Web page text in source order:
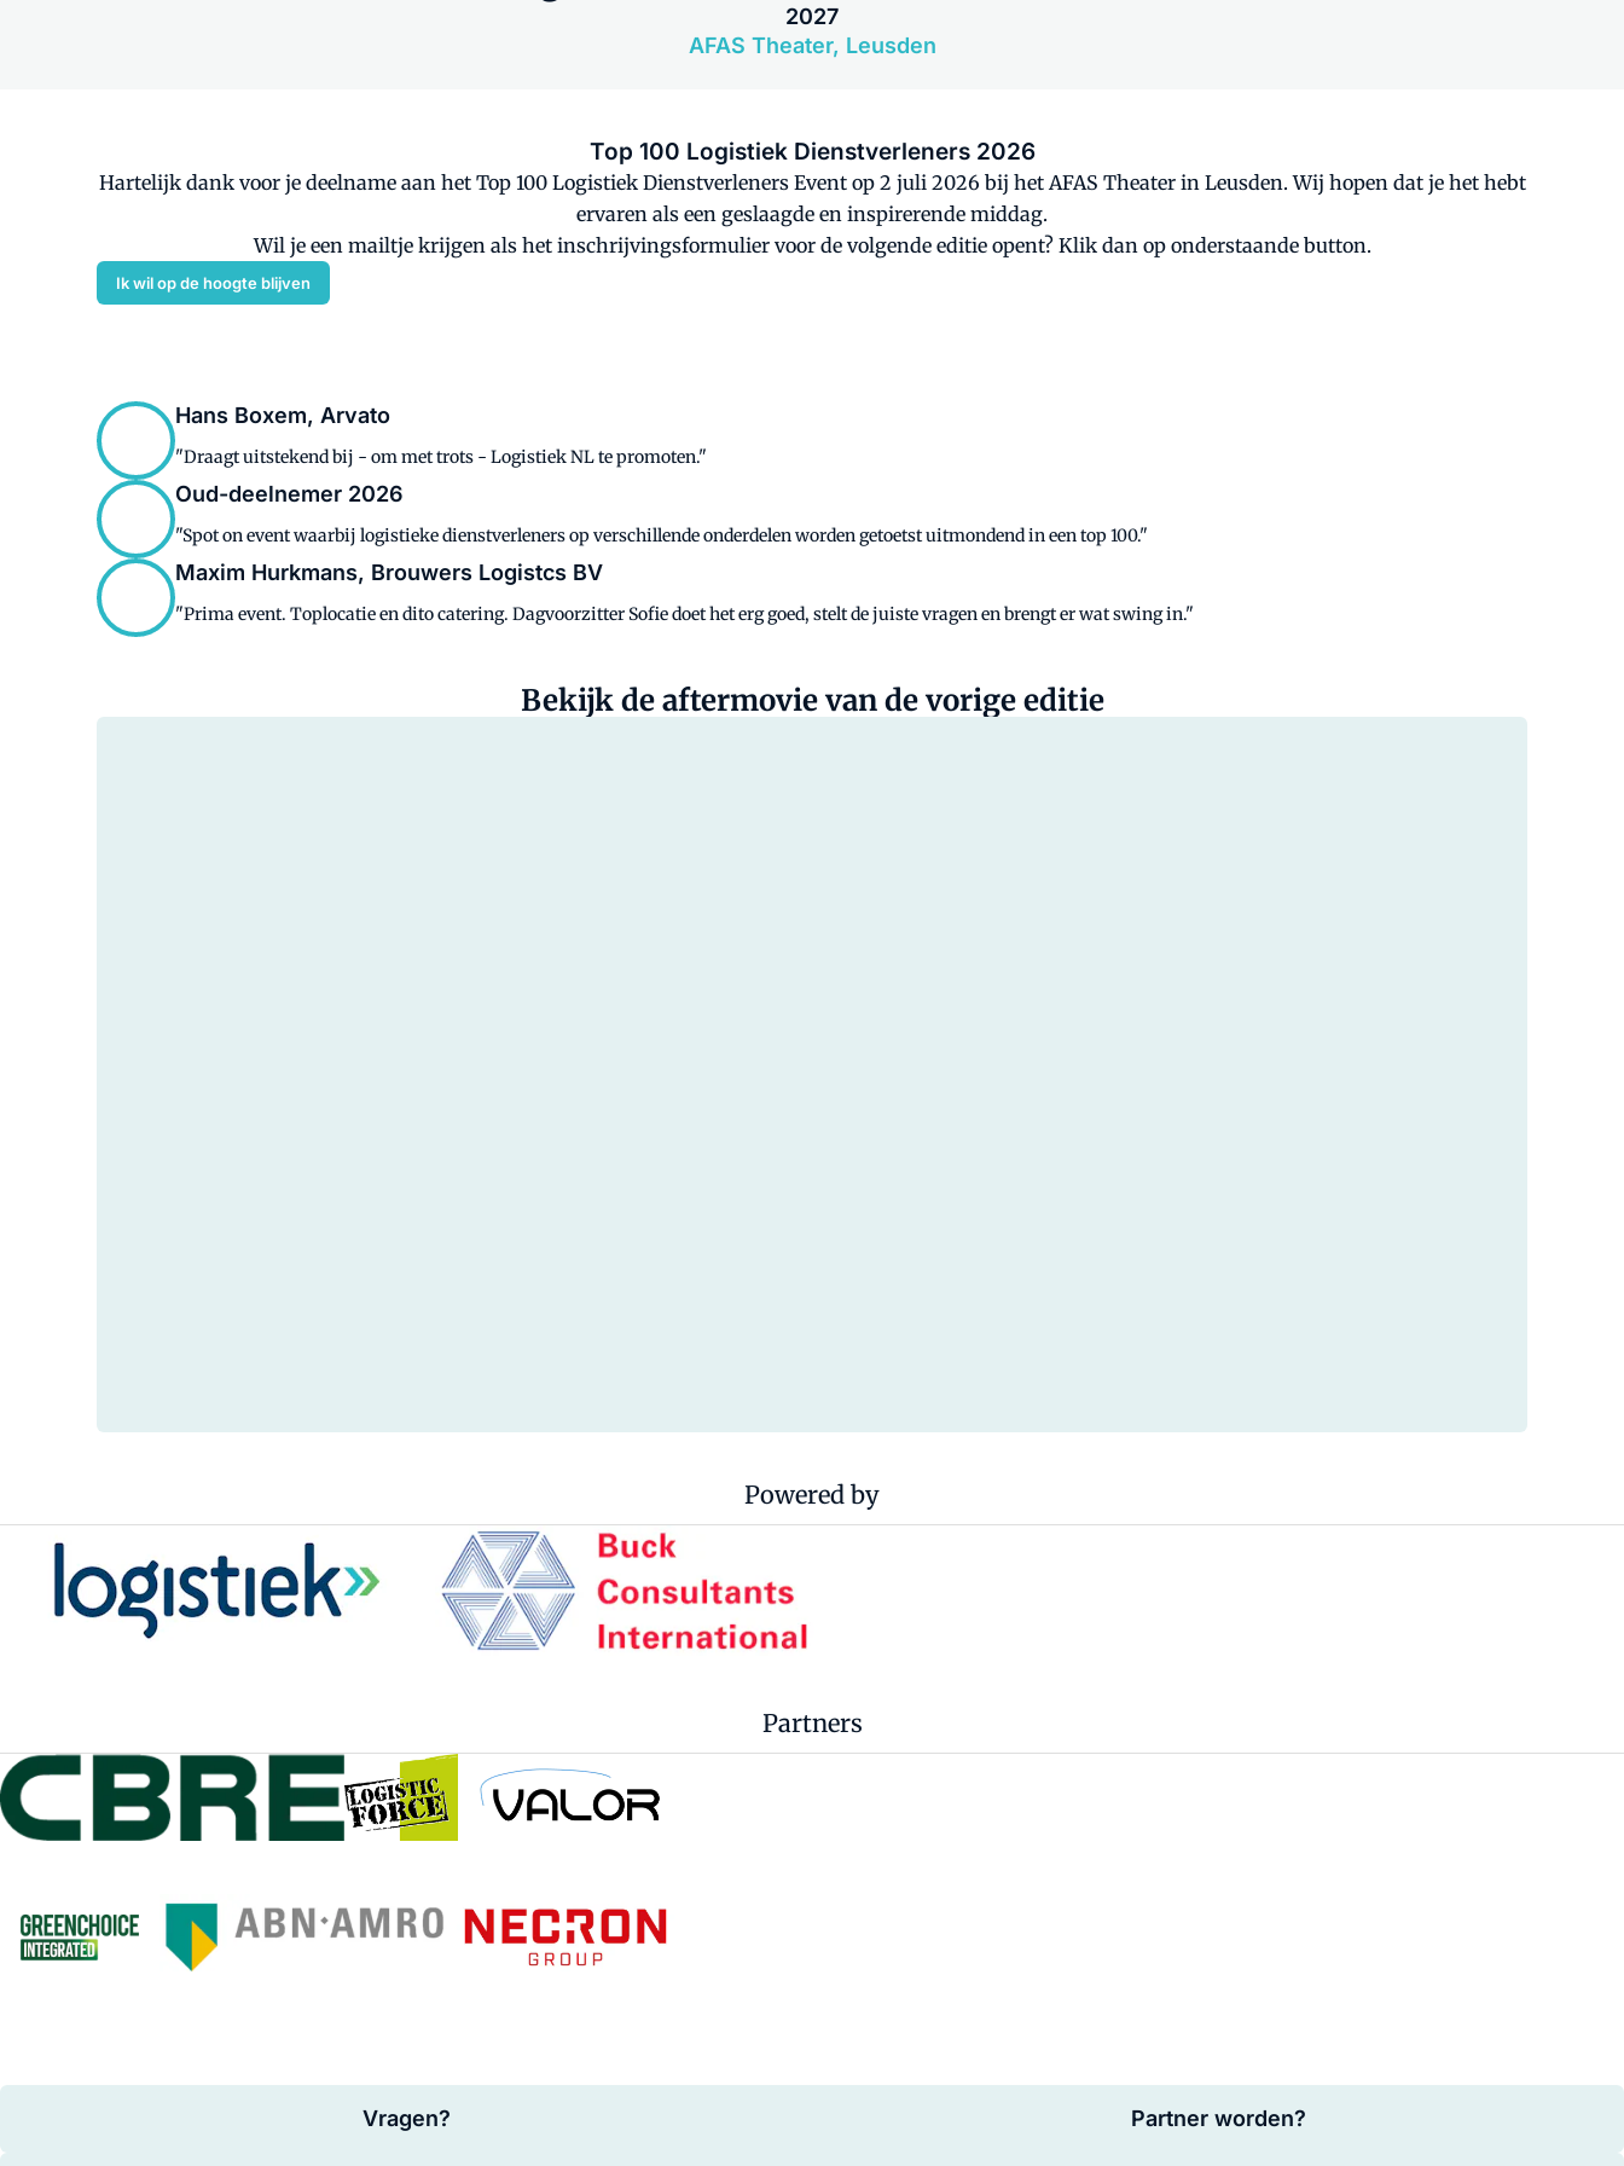
2027
AFAS Theater, Leusden
Top 100 Logistiek Dienstverleners 2026
Hartelijk dank voor je deelname aan het Top 100 Logistiek Dienstverleners Event op 2 juli 2026 bij het AFAS Theater in Leusden. Wij hopen dat je het hebt
ervaren als een geslaagde en inspirerende middag.
Wil je een mailtje krijgen als het inschrijvingsformulier voor de volgende editie opent? Klik dan op onderstaande button.
Ik wil op de hoogte blijven
Hans Boxem, Arvato
"Draagt uitstekend bij - om met trots - Logistiek NL te promoten."
Oud-deelnemer 2026
"Spot on event waarbij logistieke dienstverleners op verschillende onderdelen worden getoetst uitmondend in een top 100."
Maxim Hurkmans, Brouwers Logistcs BV
"Prima event. Toplocatie en dito catering. Dagvoorzitter Sofie doet het erg goed, stelt de juiste vragen en brengt er wat swing in."
Bekijk de aftermovie van de vorige editie
Powered by
Partners
Vragen? Partner worden?